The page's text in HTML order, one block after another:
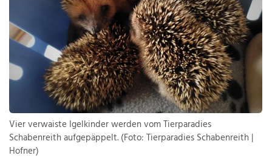
Vier verwaiste Igelkinder werden vom Tierparadies
Schabenreith aufgepäppelt. (Foto: Tierparadies Schabenreith |
Hofner)